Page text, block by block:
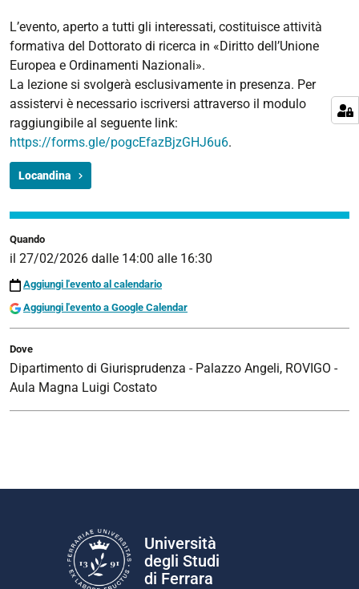
02-
27T14:00:00+01:00
2026-
02-
27T16:30:00+01:00
Quando
il 27/02/2026 dalle 14:00 alle 16:30
Aggiungi l'evento al calendario
Aggiungi l'evento a Google Calendar
Dove
Dipartimento di Giurisprudenza - Palazzo Angeli, ROVIGO -
Aula Magna Luigi Costato
L’evento, aperto a tutti gli interessati, costituisce attività
formativa del Dottorato di ricerca in «Diritto dell’Unione
Europea e Ordinamenti Nazionali».
La lezione si svolgerà esclusivamente in presenza. Per
assistervi è necessario iscriversi attraverso il modulo
raggiungibile al seguente link:
https://forms.gle/pogcEfazBjzGHJ6u6.
Locandina
Università
degli Studi
di Ferrara